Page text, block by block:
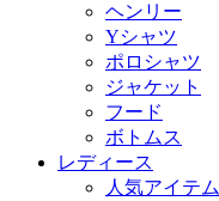
ヘンリー
Yシャツ
ポロシャツ
ジャケット
フード
ボトムス
レディース
人気アイテム